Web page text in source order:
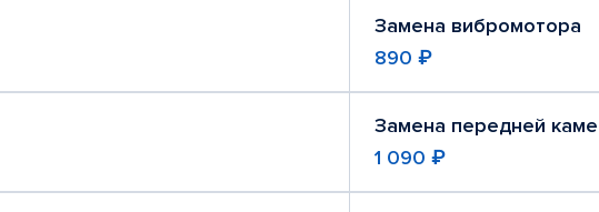
Замена вибромотора
890 ₽
Замена передней
1 090 ₽